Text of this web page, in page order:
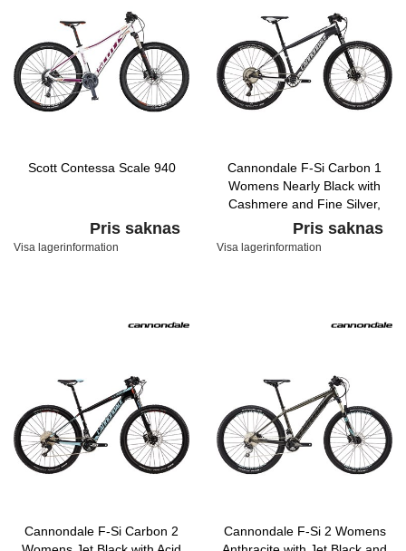
Scott Contessa Scale 940
Pris saknas
Visa lagerinformation
Cannondale F-Si Carbon 1
Womens Nearly Black with
Cashmere and Fine Silver,
Satin
Pris saknas
Visa lagerinformation
Cannondale F-Si Carbon 2
Cannondale F-Si 2 Womens